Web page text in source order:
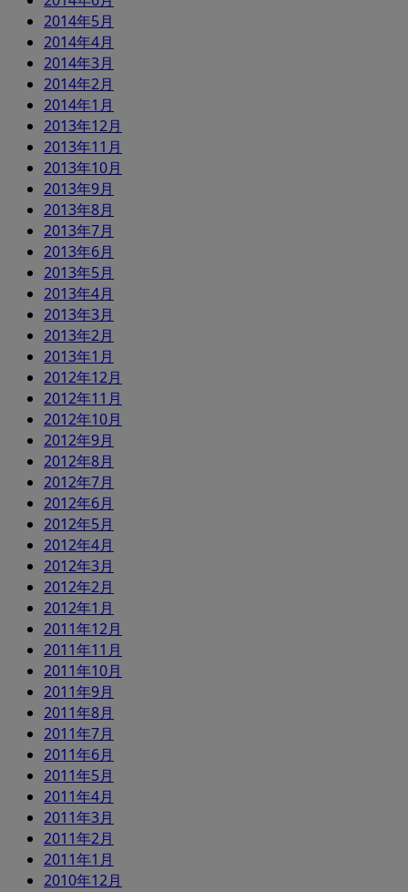
2014年5月
2014年4月
2014年3月
2014年2月
2014年1月
2013年12月
2013年11月
2013年10月
2013年9月
2013年8月
2013年7月
2013年6月
2013年5月
2013年4月
2013年3月
2013年2月
2013年1月
2012年12月
2012年11月
2012年10月
2012年9月
2012年8月
2012年7月
2012年6月
2012年5月
2012年4月
2012年3月
2012年2月
2012年1月
2011年12月
2011年11月
2011年10月
2011年9月
2011年8月
2011年7月
2011年6月
2011年5月
2011年4月
2011年3月
2011年2月
2011年1月
2010年12月